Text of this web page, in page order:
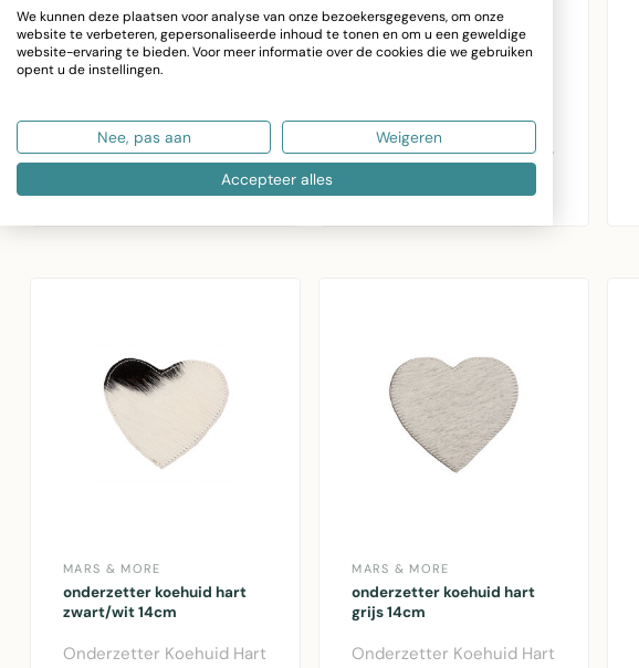
MARS & MORE
onderzetter berenklauw
donker 10x10cm (6)
onderzetters berenklauw
donker set van 6. Kurk
onderzetters 10x10cm ..
€12,14
MARS & MORE
onderzetter wijn
Set van 6 kurk
onderzetters Chardonnay
meubilair tegen vl..
MARS & MORE
onderzetter koehuid hart
zwart/wit 14cm
Onderzetter Koehuid Hart
MARS & MORE
onderzetter koehuid hart
grijs 14cm
Onderzetter Koehuid Hart
We kunnen deze plaatsen voor analyse van onze bezoekersgegevens, om onze
website te verbeteren, gepersonaliseerde inhoud te tonen en om u een geweldige
website-ervaring te bieden. Voor meer informatie over de cookies die we gebruiken
opent u de instellingen.
Nee, pas aan Weigeren
Accepteer alles